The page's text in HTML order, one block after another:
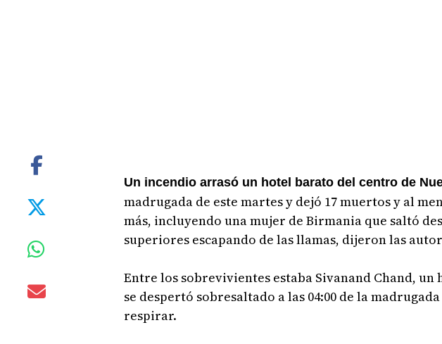
Un incendio arrasó un hotel barato del centro de
madrugada de este martes y dejó 17 muertos y al
más, incluyendo una mujer de Birmania que saltó
superiores escapando de las llamas, dijeron las
Entre los sobrevivientes estaba Sivanand Chand, un
se despertó sobresaltado a las 04:00 de la
respirar.